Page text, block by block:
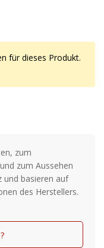
für dieses Produkt.
zum
zum Aussehen
und basieren auf
des Herstellers.